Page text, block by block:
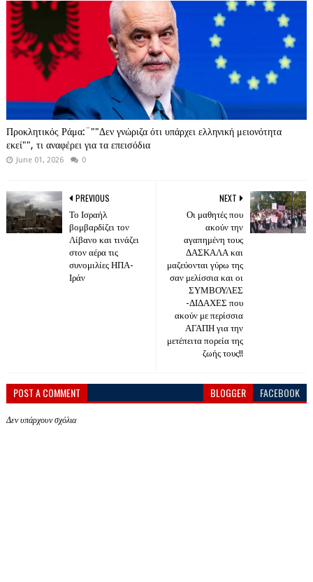
Προκλητικός Ράμα:¨""Δεν γνώριζα ότι υπάρχει ελληνική μειονότητα
εκεί"", τι αναφέρει για τα επεισόδια
June 01, 2026 0
NEXT
Οι μαθητές που
ακούν την
αγαπημένη τους
ΔΑΣΚΑΛΑ και
μαζεύονται γύρω της
σαν μελίσσια και οι
ΣΥΜΒΟΥΛΕΣ
-ΔΙΔΑΧΕΣ που
ακούν με περίσσια
ΑΓΑΠΗ για την
μετέπειτα πορεία της
ζωής τους!!
PREVIOUS
Το Ισραήλ
βομβαρδίζει τον
Λίβανο και τινάζει
στον αέρα τις
συνομιλίες ΗΠΑ-
Ιράν
POST A COMMENT BLOGGER FACEBOOK
Δεν υπάρχουν σχόλια